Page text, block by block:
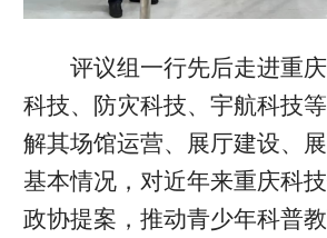
评议组一行先后走进重
科技、防灾科技、宇航科技
解其场馆运营、展厅建设、
基本情况，对近年来重庆科
政协提案，推动青少年科普